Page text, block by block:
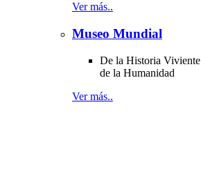
Ver más..
Museo Mundial
De la Historia Viviente
de la Humanidad
Ver más..